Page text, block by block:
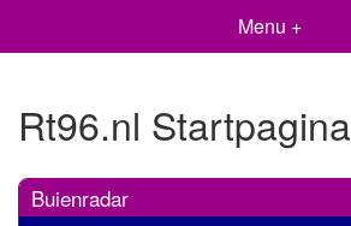
Menu +
Rt96.nl Startpagina
Buienradar